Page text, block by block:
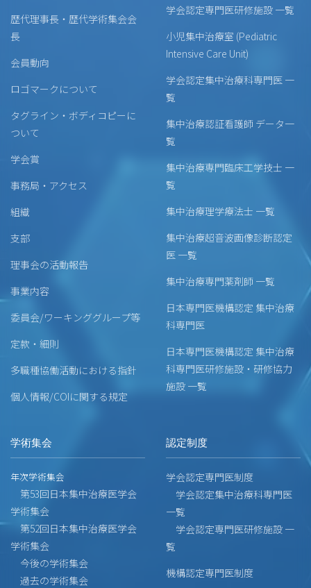
歴代理事長・歴代学術集会会
長
会員動向
ロゴマークについて
タグライン・ボディコピーに
ついて
学会賞
事務局・アクセス
組織
支部
理事会の活動報告
事業内容
委員会/ワーキンググループ等
定款・細則
多職種協働活動における指針
個人情報/COIに関する規定
学会認定専門医研修施設 一覧
小児集中治療室 (Pediatric
Intensive Care Unit)
学会認定集中治療科専門医 一
覧
集中治療認証看護師 データ一
覧
集中治療専門臨床工学技士 一
覧
集中治療理学療法士 一覧
集中治療超音波画像診断認定
医 一覧
集中治療専門薬剤師 一覧
日本専門医機構認定 集中治療
科専門医
日本専門医機構認定 集中治療
科専門医研修施設・研修協力
施設 一覧
学術集会
年次学術集会
第53回日本集中治療医学会
学術集会
第52回日本集中治療医学会
学術集会
今後の学術集会
過去の学術集会
認定制度
学会認定専門医制度
学会認定集中治療科専門医
一覧
学会認定専門医研修施設 一
覧
機構認定専門医制度